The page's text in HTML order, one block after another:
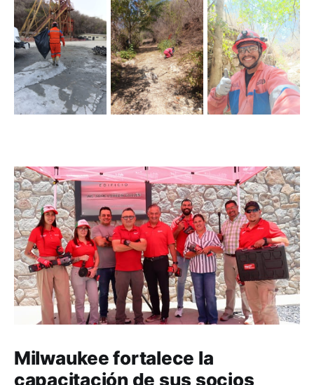
Milwaukee fortalece la
capacitación de sus socios